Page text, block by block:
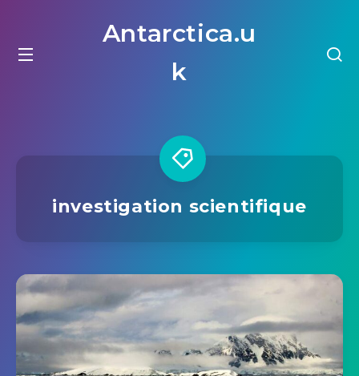
Antarctica.u
k
investigation scientifique